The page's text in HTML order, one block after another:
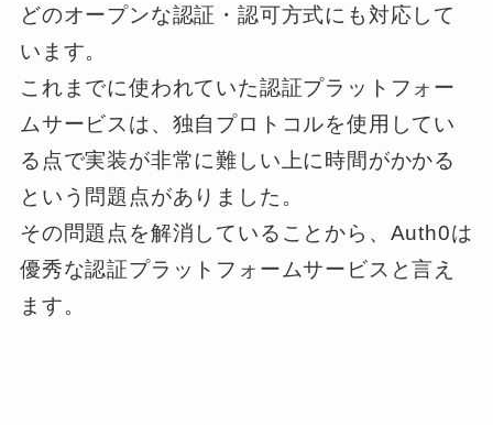
どのオープンな認証・認可方式にも対応して
います。
これまでに使われていた認証プラットフォー
ムサービスは、独自プロトコルを使用してい
る点で実装が非常に難しい上に時間がかかる
という問題点がありました。
その問題点を解消していることから、Auth0は
優秀な認証プラットフォームサービスと言え
ます。